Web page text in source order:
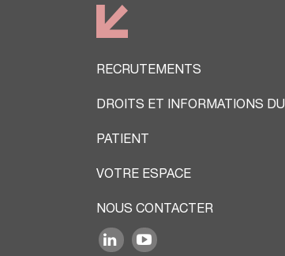
RECRUTEMENTS
DROITS ET INFORMATIONS DU
PATIENT
VOTRE ESPACE
NOUS CONTACTER